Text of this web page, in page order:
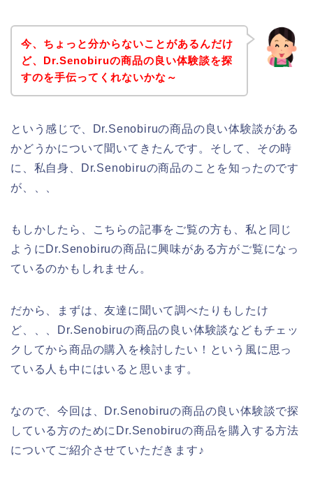
今、ちょっと分からないことがあるんだけ
ど、Dr.Senobiruの商品の良い体験談を探
すのを手伝ってくれないかな～
という感じで、Dr.Senobiruの商品の良い体験談がある
かどうかについて聞いてきたんです。そして、その時
に、私自身、Dr.Senobiruの商品のことを知ったのです
が、、、
もしかしたら、こちらの記事をご覧の方も、私と同じ
ようにDr.Senobiruの商品に興味がある方がご覧になっ
ているのかもしれません。
だから、まずは、友達に聞いて調べたりもしたけ
ど、、、Dr.Senobiruの商品の良い体験談などもチェッ
クしてから商品の購入を検討したい！という風に思っ
ている人も中にはいると思います。
なので、今回は、Dr.Senobiruの商品の良い体験談で探
している方のためにDr.Senobiruの商品を購入する方法
についてご紹介させていただきます♪